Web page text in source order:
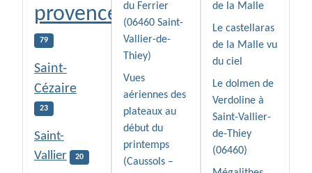
provence
79
Saint-
Cézaire
23
Saint-
Vallier
20
du Ferrier
(06460 Saint-
Vallier-de-
Thiey)
Vues
aériennes des
plateaux au
début du
printemps
(Caussols –
de la Malle
Le castellaras
de la Malle vu
du ciel
Le dolmen de
Verdoline à
Saint-Vallier-
de-Thiey
(06460)